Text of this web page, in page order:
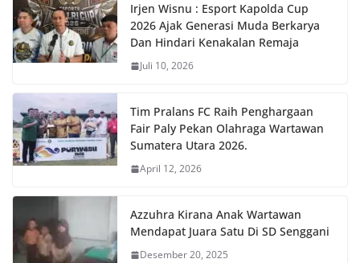
Irjen Wisnu : Esport Kapolda Cup
2026 Ajak Generasi Muda Berkarya
Dan Hindari Kenakalan Remaja
Juli 10, 2026
Tim Pralans FC Raih Penghargaan
Fair Paly Pekan Olahraga Wartawan
Sumatera Utara 2026.
April 12, 2026
Azzuhra Kirana Anak Wartawan
Mendapat Juara Satu Di SD Senggani
Desember 20, 2025